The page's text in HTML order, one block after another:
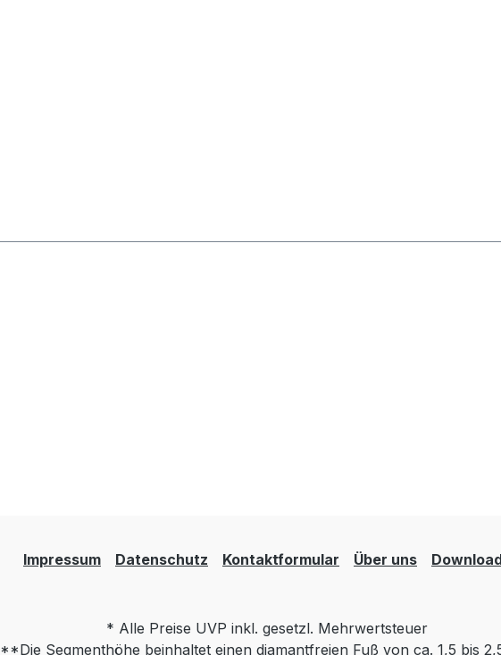
Impressum Datenschutz Kontaktformular Über uns
* Alle Preise UVP inkl. gesetzl. Mehrwertsteuer
**Die Segmenthöhe beinhaltet einen diamantfreien Fuß von ca. 1,5 bis